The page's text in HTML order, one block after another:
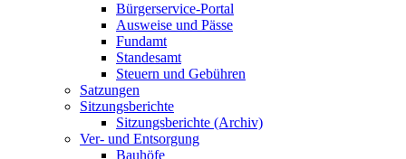
Bürgerservice-Portal
Ausweise und Pässe
Fundamt
Standesamt
Steuern und Gebühren
Satzungen
Sitzungsberichte
Sitzungsberichte (Archiv)
Ver- und Entsorgung
Bauhöfe